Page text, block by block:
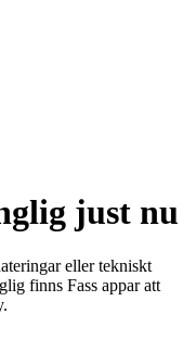
just nu
eller tekniskt
finns Fass appar att